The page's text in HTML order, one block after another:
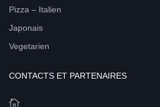
Pizza – Italien
Japonais
Vegetarien
CONTACTS ET PARTENAIRES